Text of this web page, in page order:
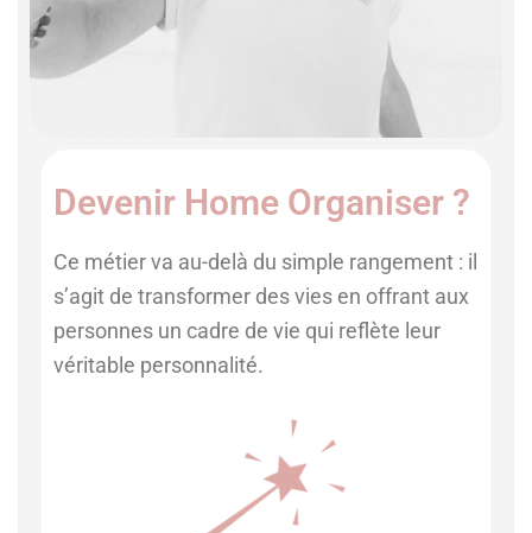
Devenir Home Organiser ?
Ce métier va au-delà du simple rangement : il
s’agit de transformer des vies en offrant aux
personnes un cadre de vie qui reflète leur
véritable personnalité.